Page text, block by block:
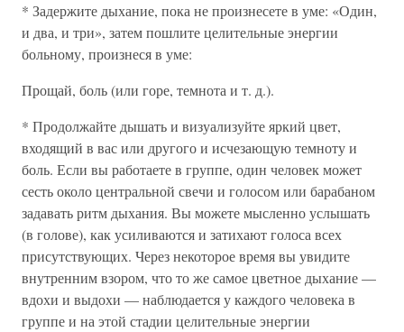
* Задержите дыхание, пока не произнесете в уме: «Один,
и два, и три», затем пошлите целительные энергии
больному, произнеся в уме:
Прощай, боль (или горе, темнота и т. д.).
* Продолжайте дышать и визуализуйте яркий цвет,
входящий в вас или другого и исчезающую темноту и
боль. Если вы работаете в группе, один человек может
сесть около центральной свечи и голосом или барабаном
задавать ритм дыхания. Вы можете мысленно услышать
(в голове), как усиливаются и затихают голоса всех
присутствующих. Через некоторое время вы увидите
внутренним взором, что то же самое цветное дыхание —
вдохи и выдохи — наблюдается у каждого человека в
группе и на этой стадии целительные энергии